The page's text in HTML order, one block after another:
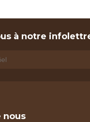
à notre
nous